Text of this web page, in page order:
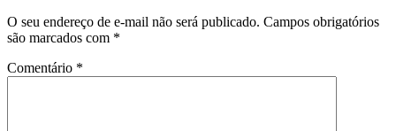
O seu endereço de e-mail não será publicado. Campos obrigatórios
são marcados com *
Comentário *